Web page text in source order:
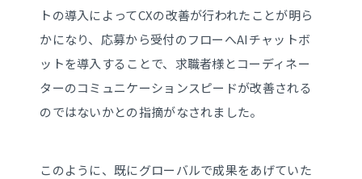
トの導入によってCXの改善が行われたことが明ら
かになり、応募から受付のフローへAIチャットボ
ットを導入することで、求職者様とコーディネー
ターのコミュニケーションスピードが改善される
のではないかとの指摘がなされました。
このように、既にグローバルで成果をあげていた